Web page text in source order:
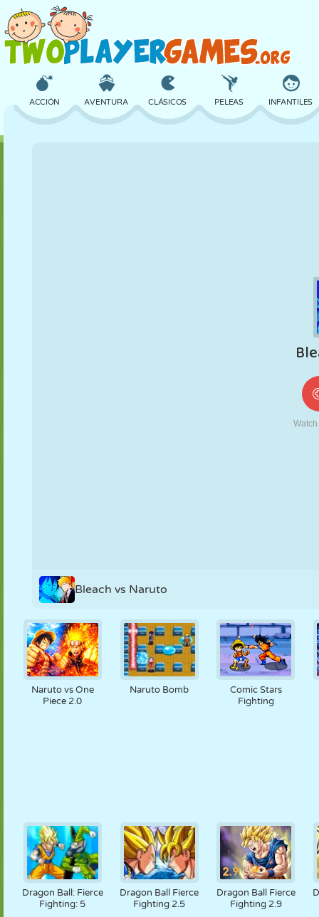
ACCIÓN AVENTURA CLÁSICOS PELEAS INFANTILES
LABERINTOS
TRES EN RAYA
Bleach vs Naruto
Naruto vs One
Piece 2.0
Naruto Bomb
Comic Stars
Fighting
Dragon Ball: Fierce
Fighting: 5
Dragon Ball Fierce
Fighting 2.5
Dragon Ball Fierce
Fighting 2.9